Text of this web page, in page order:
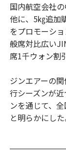
国内航空会社
他に、5㎏追加
をプロモーシ
般席対比広い
席1千ウォン割
ジンエアーの
行シーズンが
ンを通じて、
と明らかにした